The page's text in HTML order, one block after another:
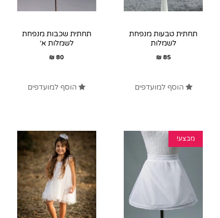
תחתית טבעות מנפחת
לשמלות
85
₪
הוסף למועדפים
תחתית שכבות מנפחת
לשמלות א׳
80
₪
הוסף למועדפים
מבצע!